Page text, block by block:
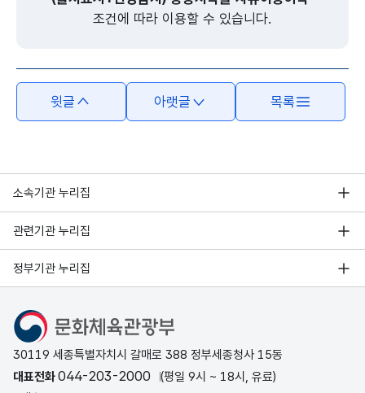
조건에 따라 이용할 수 있습니다.
윗글 아랫글 목록
소속기관 누리집
관련기관 누리집
정부기관 누리집
문화체육관광부
30119 세종특별자치시 갈매로 388 정부세종청사 15동
대표전화044-203-2000
(평일 9시 ~ 18시, 유료)